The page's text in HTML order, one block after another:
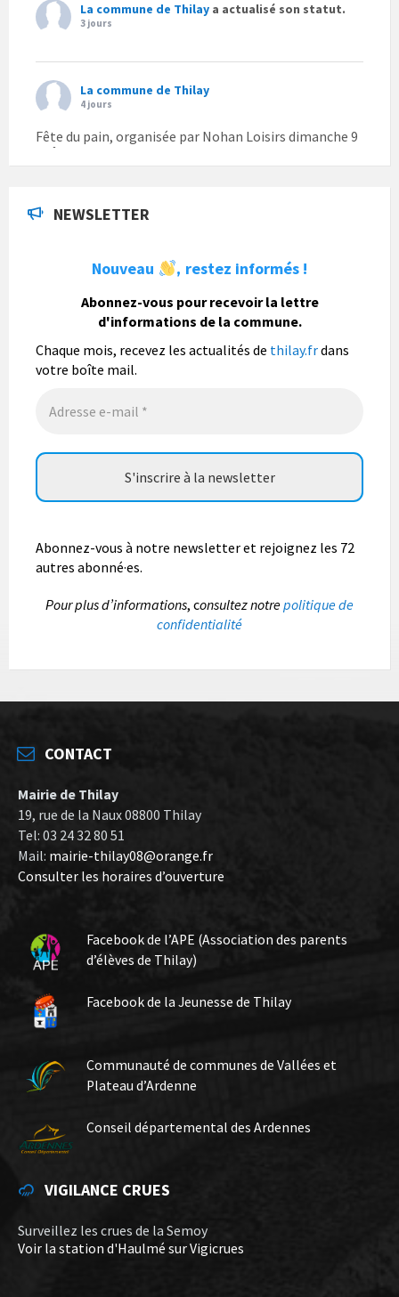
La commune de Thilay a actualisé son statut.
3 jours
La commune de Thilay
4 jours
Fête du pain, organisée par Nohan Loisirs dimanche 9
août.
population mais également les visiteurs à son
bulletin municipal annuel en organisant un concours
photo gratuit OUVERT À TOUS.
Vous pouvez envoyer vos photo...Lire la suite
NEWSLETTER
Nouveau , restez informés !
Abonnez-vous pour recevoir la lettre
d'informations de la commune.
Chaque mois, recevez les actualités de thilay.frdans
votre boîte mail.
Abonnez-vous à notre newsletter et rejoignez les 72
autres abonné·es.
Pour plus d’informations, consultez notrepolitique de
confidentialité
CONTACT
Mairie de Thilay
19, rue de la Naux 08800 Thilay
Tel: 03 24 32 80 51
Mail: mairie-thilay08@orange.fr
Consulter les horaires d’ouverture
Facebook de l’APE (Association des parents
d’élèves de Thilay)
Facebook de la Jeunesse de Thilay
Communauté de communes de Vallées et
Plateau d’Ardenne
Conseil départemental des Ardennes
VIGILANCE CRUES
Surveillez les crues de la Semoy
Voir la station d'Haulmé sur Vigicrues